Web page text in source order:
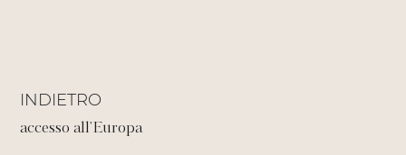
accesso all'Europa
INDIETRO